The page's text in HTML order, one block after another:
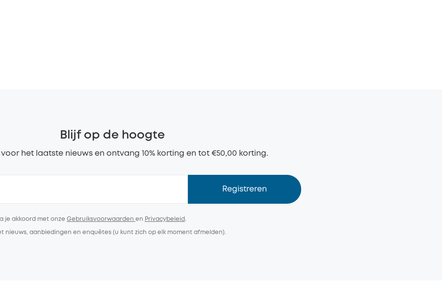
Blijf op de hoogte
het laatste nieuws en ontvang 10% korting en tot €50,00 korting.
Registreren
je akkoord met onze Gebruiksvoorwaarden en Privacybeleid.
nieuws, aanbiedingen en enquêtes (u kunt zich op elk moment afmelden).